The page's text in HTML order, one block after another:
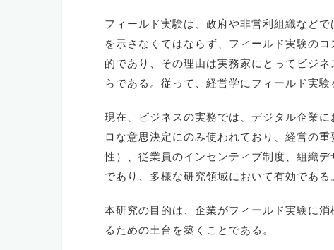
フィールド実験は、政府や非営利組織など
を示さなくてはならず、フィールド実験の
的であり、その理由は実務家にとってビジ
らである。従って、経営学にフィールド実
現在、ビジネスの実務では、デジタル企業
ロな意思決定にのみ使われており、経営の
性）、従業員のインセンティブ制度、組織
であり、多様な研究領域において有効である。
本研究の目的は、企業がフィールド実験に
るための土台を築くことである。